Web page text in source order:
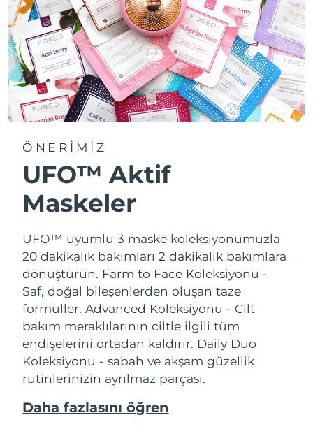
ÖNERİMİZ
UFO™ Aktif
Maskeler
UFO™ uyumlu 3 maske koleksiyonumuzla
20 dakikalık bakımları 2 dakikalık bakımlara
dönüştürün. Farm to Face Koleksiyonu -
Saf, doğal bileşenlerden oluşan taze
formüller. Advanced Koleksiyonu - Cilt
bakım meraklılarının ciltle ilgili tüm
endişelerini ortadan kaldırır. Daily Duo
Koleksiyonu - sabah ve akşam güzellik
rutinlerinizin ayrılmaz parçası.
Daha fazlasını öğren